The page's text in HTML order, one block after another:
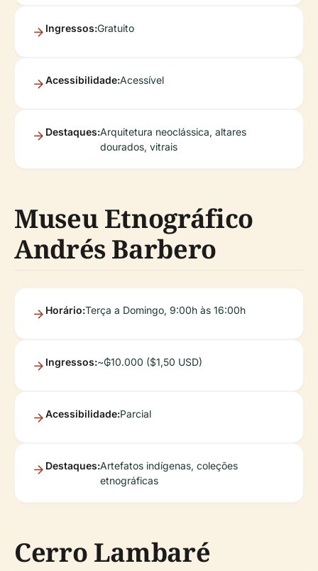
Ingressos:Gratuito
Acessibilidade:Acessível
Destaques:Arquitetura neoclássica, altares
dourados, vitrais
Museu Etnográfico
Andrés Barbero
Horário:Terça a Domingo, 9:00h às 16:00h
Ingressos:~₲10.000 ($1,50 USD)
Acessibilidade:Parcial
Destaques:Artefatos indígenas, coleções
etnográficas
Cerro Lambaré